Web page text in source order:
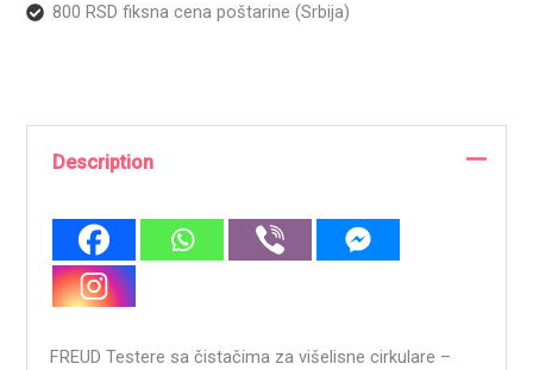
800 RSD fiksna cena poštarine (Srbija)
Description
FREUD Testere sa čistačima za višelisne cirkulare –